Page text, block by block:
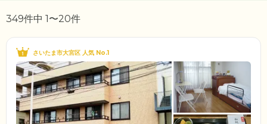
岐阜県
静岡県
愛知県
三重県
東京都
神奈川県
奈良県
和歌山県
広島県
山口県
徳島県
香川県
長崎県
熊本県
大分県
宮崎県
349件中 1〜20件
さいたま市大宮区 人気 No.1